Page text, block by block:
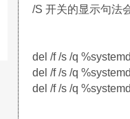
/S 开关的显示句法
del /f /s /q
del /f /s /q
del /f /s /q